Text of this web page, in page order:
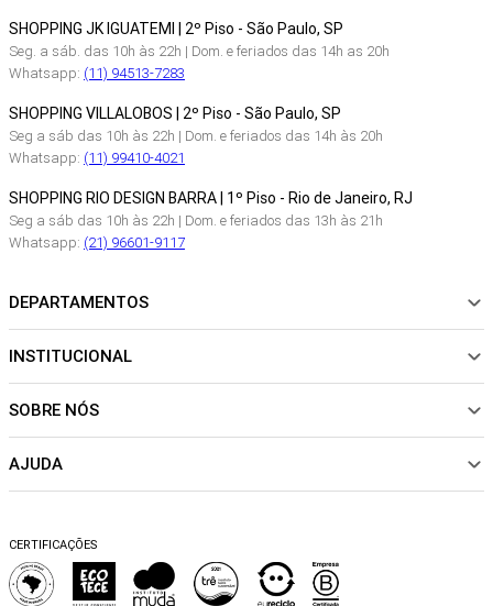
SHOPPING JK IGUATEMI | 2º Piso - São Paulo, SP
Seg. a sáb. das 10h às 22h | Dom. e feriados das 14h as 20h
Whatsapp: (11) 94513-7283
SHOPPING VILLALOBOS | 2º Piso - São Paulo, SP
Seg a sáb das 10h às 22h | Dom. e feriados das 14h às 20h
Whatsapp: (11) 99410-4021
SHOPPING RIO DESIGN BARRA | 1º Piso - Rio de Janeiro, RJ
Seg a sáb das 10h às 22h | Dom. e feriados das 13h às 21h
Whatsapp: (21) 96601-9117
DEPARTAMENTOS
NOVIDADES
CALÇADOS
SALE
INSTITUCIONAL
Sobre Nós
Sustentabilidade
Trocas e Devoluções
Perguntas Frequentes
Blog
SOBRE NÓS
Política de pagamento
AJUDA
Dicas de cuidados
Falar no WhatsApp
CERTIFICAÇÕES